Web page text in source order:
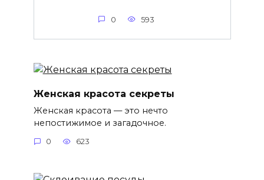
0 593
Женская красота секреты
Женская красота — это нечто
непостижимое и загадочное.
0 623